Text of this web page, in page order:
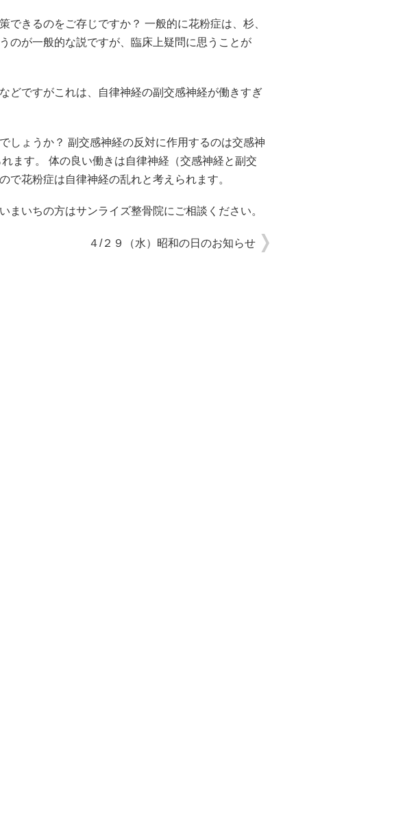
できるのをご存じですか？ 一般的に花粉症は、杉、
のが一般的な説ですが、臨床上疑問に思うことが
どですがこれは、自律神経の副交感神経が働きすぎ
しょうか？ 副交感神経の反対に作用するのは交感神
ます。 体の良い働きは自律神経（交感神経と副交
で花粉症は自律神経の乱れと考えられます。
まいちの方はサンライズ整骨院にご相談ください。
４/２９（水）昭和の日のお知らせ